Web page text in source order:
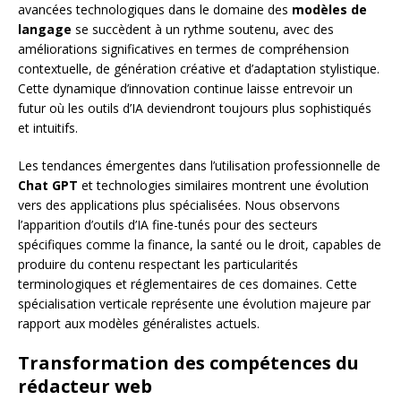
avancées technologiques dans le domaine des modèles de
langage se succèdent à un rythme soutenu, avec des
améliorations significatives en termes de compréhension
contextuelle, de génération créative et d’adaptation stylistique.
Cette dynamique d’innovation continue laisse entrevoir un
futur où les outils d’IA deviendront toujours plus sophistiqués
et intuitifs.
Les tendances émergentes dans l’utilisation professionnelle de
Chat GPT et technologies similaires montrent une évolution
vers des applications plus spécialisées. Nous observons
l’apparition d’outils d’IA fine-tunés pour des secteurs
spécifiques comme la finance, la santé ou le droit, capables de
produire du contenu respectant les particularités
terminologiques et réglementaires de ces domaines. Cette
spécialisation verticale représente une évolution majeure par
rapport aux modèles généralistes actuels.
Transformation des compétences du
rédacteur web